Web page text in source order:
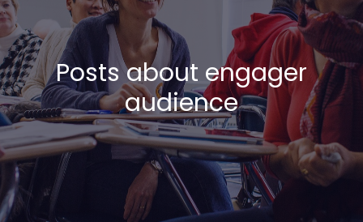
Posts about engager
audience